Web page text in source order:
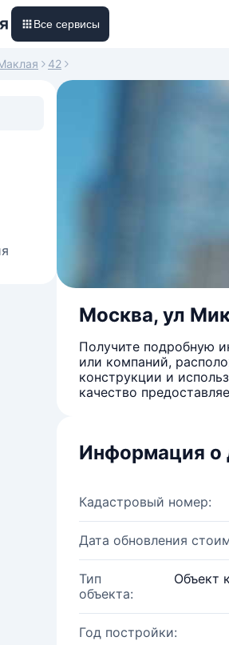
Все сервисы
42
Москва, ул
Получите подробную
или компаний,
конструкции и
качество
Информация о
Кадастровый номер:
Дата обновления
Тип
объекта:
Объект
Год постройки: